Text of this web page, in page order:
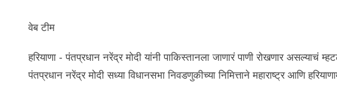
वेब टीम
हरियाणा - पंतप्रधान नरेंद्र मोदी यांनी पाकिस्तानला जाणारं पाणी रोखणार असल्याचं
पंतप्रधान नरेंद्र मोदी सध्या विधानसभा निवडणुकीच्या निमित्ताने महाराष्ट्र आणि